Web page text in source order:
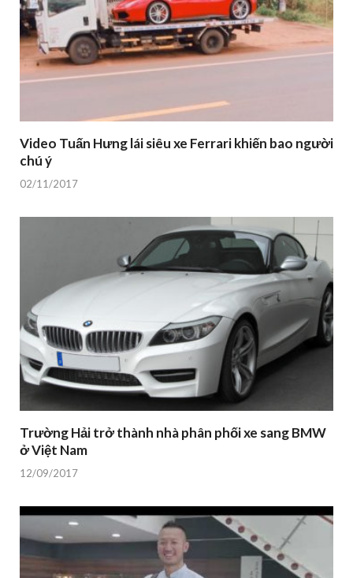
Video Tuấn Hưng lái siêu xe Ferrari khiến bao người
chú ý
02/11/2017
Trường Hải trở thành nhà phân phối xe sang BMW
ở Việt Nam
12/09/2017